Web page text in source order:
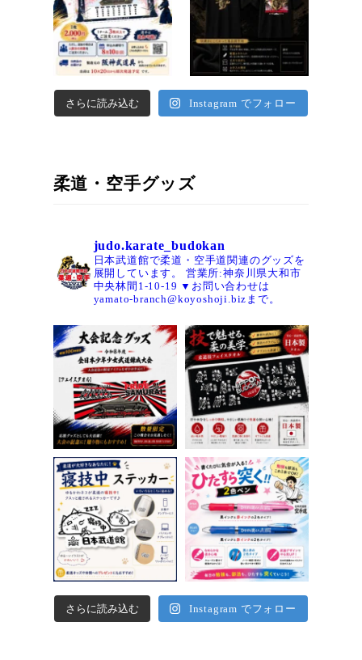
さらに読み込む Instagram でフォロー
柔道・空手グッズ
judo.karate_budokan
日本武道館で柔道・空手道関連のグッズを
展開しています。
営業所:神奈川県大和市
中央林間1-10-19 ▼お問い合わせは
yamato-branch@koyoshoji.bizまで。
さらに読み込む Instagram でフォロー